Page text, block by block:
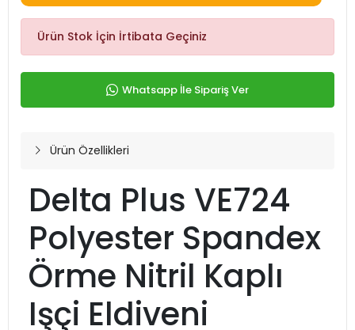
Ürün Stok İçin İrtibata Geçiniz
Whatsapp İle Sipariş Ver
Ürün Özellikleri
Delta Plus VE724
Polyester Spandex
Örme Nitril Kaplı
Işçi Eldiveni